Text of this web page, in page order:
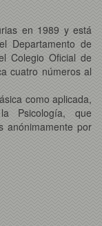
en 1989 y está
Departamento de
Colegio Oficial de
cuatro números al
como aplicada,
Psicología, que
anónimamente por